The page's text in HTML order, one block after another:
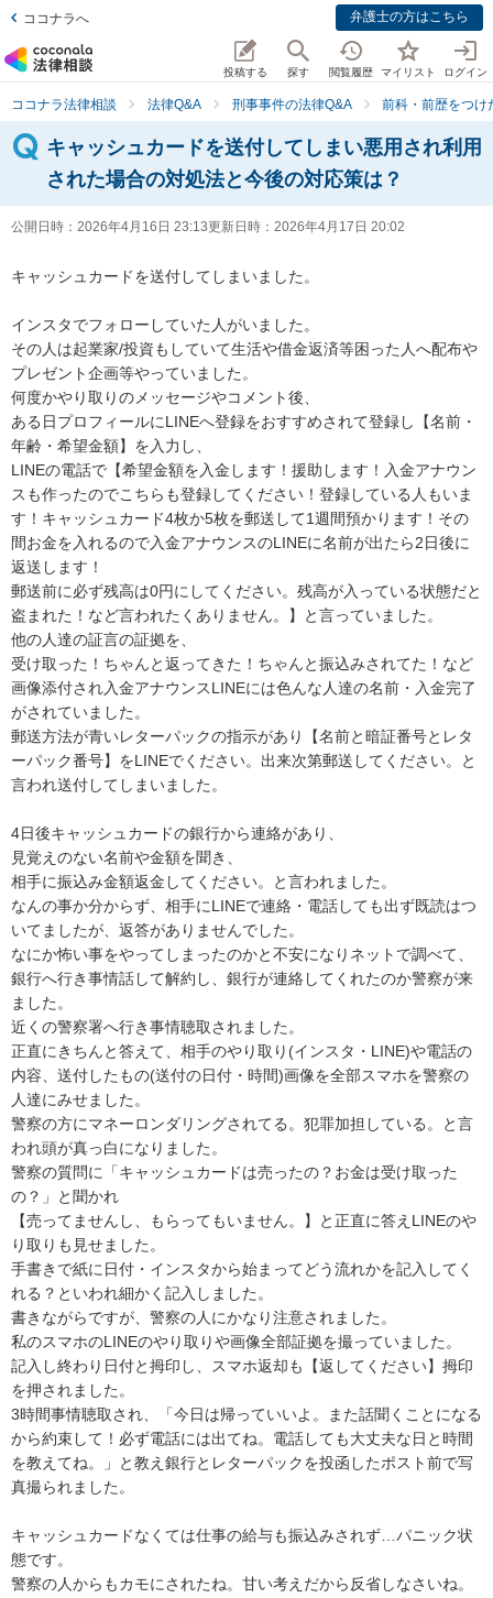
ココナラへ 弁護士の方はこちら
投稿する 探す 閲覧履歴 マイリスト ログイン
ココナラ法律相談 法律Q&A 刑事事件の法律Q&A 前科・前歴をつけ
キャッシュカードを送付してしまい悪用され利用
された場合の対処法と今後の対応策は？
公開日時： 2026年4月16日 23:13更新日時： 2026年4月17日 20:02
キャッシュカードを送付してしまいました。
インスタでフォローしていた人がいました。
その人は起業家/投資もしていて生活や借金返済等困った人へ配布や
プレゼント企画等やっていました。
何度かやり取りのメッセージやコメント後、
ある日プロフィールにLINEへ登録をおすすめされて登録し【名前・
年齢・希望金額】を入力し、
LINEの電話で【希望金額を入金します！援助します！入金アナウン
スも作ったのでこちらも登録してください！登録している人もいま
す！キャッシュカード4枚か5枚を郵送して1週間預かります！その
間お金を入れるので入金アナウンスのLINEに名前が出たら2日後に
返送します！
郵送前に必ず残高は0円にしてください。残高が入っている状態だと
盗まれた！など言われたくありません。】と言っていました。
他の人達の証言の証拠を、
受け取った！ちゃんと返ってきた！ちゃんと振込みされてた！など
画像添付され入金アナウンスLINEには色んな人達の名前・入金完了
がされていました。
郵送方法が青いレターパックの指示があり【名前と暗証番号とレタ
ーパック番号】をLINEでください。出来次第郵送してください。と
言われ送付してしまいました。
4日後キャッシュカードの銀行から連絡があり、
見覚えのない名前や金額を聞き、
相手に振込み金額返金してください。と言われました。
なんの事か分からず、相手にLINEで連絡・電話しても出ず既読はつ
いてましたが、返答がありませんでした。
なにか怖い事をやってしまったのかと不安になりネットで調べて、
銀行へ行き事情話して解約し、銀行が連絡してくれたのか警察が来
ました。
近くの警察署へ行き事情聴取されました。
正直にきちんと答えて、相手のやり取り(インスタ・LINE)や電話の
内容、送付したもの(送付の日付・時間)画像を全部スマホを警察の
人達にみせました。
警察の方にマネーロンダリングされてる。犯罪加担している。と言
われ頭が真っ白になりました。
警察の質問に「キャッシュカードは売ったの？お金は受け取った
の？」と聞かれ
【売ってませんし、もらってもいません。】と正直に答えLINEのや
り取りも見せました。
手書きで紙に日付・インスタから始まってどう流れかを記入してく
れる？といわれ細かく記入しました。
書きながらですが、警察の人にかなり注意されました。
私のスマホのLINEのやり取りや画像全部証拠を撮っていました。
記入し終わり日付と拇印し、スマホ返却も【返してください】拇印
を押されました。
3時間事情聴取され、「今日は帰っていいよ。また話聞くことになる
から約束して！必ず電話には出てね。電話しても大丈夫な日と時間
を教えてね。」と教え銀行とレターパックを投函したポスト前で写
真撮られました。
キャッシュカードなくては仕事の給与も振込みされず…パニック状
態です。
警察の人からもカモにされたね。甘い考えだから反省しなさいね。